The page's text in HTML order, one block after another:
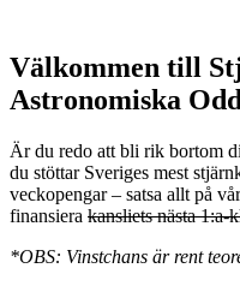
Välkommen till
Astronomiska
Är du redo att bli rik bortom
du stöttar Sveriges mest
veckopengar – satsa allt på
finansiera kansliets nästa 1:a-
*OBS: Vinstchans är rent